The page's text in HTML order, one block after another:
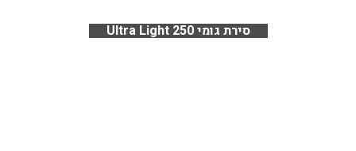
סירת גומי Ultra Light 250